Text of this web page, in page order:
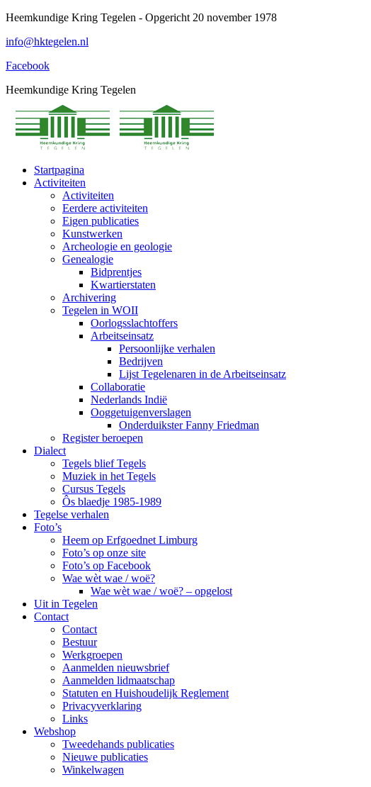
Spring
content
Heemkundige Kring Tegelen - Opgericht 20 november 1978
info@hktegelen.nl
Facebook
Heemkundige Kring Tegelen
Startpagina
Activiteiten
Activiteiten
Eerdere activiteiten
Eigen publicaties
Kunstwerken
Archeologie en geologie
Genealogie
Bidprentjes
Kwartierstaten
Archivering
Tegelen in WOII
Oorlogsslachtoffers
Arbeitseinsatz
Persoonlijke verhalen
Bedrijven
Lijst Tegelenaren in de Arbeitseinsatz
Collaboratie
Nederlands Indië
Ooggetuigenverslagen
Onderduikster Fanny Friedman
Register beroepen
Dialect
Tegels blief Tegels
Muziek in het Tegels
Cursus Tegels
Ôs blaedje 1985-1989
Tegelse verhalen
Foto’s
Heem op Erfgoednet Limburg
Foto’s op onze site
Foto’s op Facebook
Wae wèt wae / woë?
Wae wèt wae / woë? – opgelost
Uit in Tegelen
Contact
Contact
Bestuur
Werkgroepen
Aanmelden nieuwsbrief
Aanmelden lidmaatschap
Statuten en Huishoudelijk Reglement
Privacyverklaring
Links
Webshop
Tweedehands publicaties
Nieuwe publicaties
Winkelwagen